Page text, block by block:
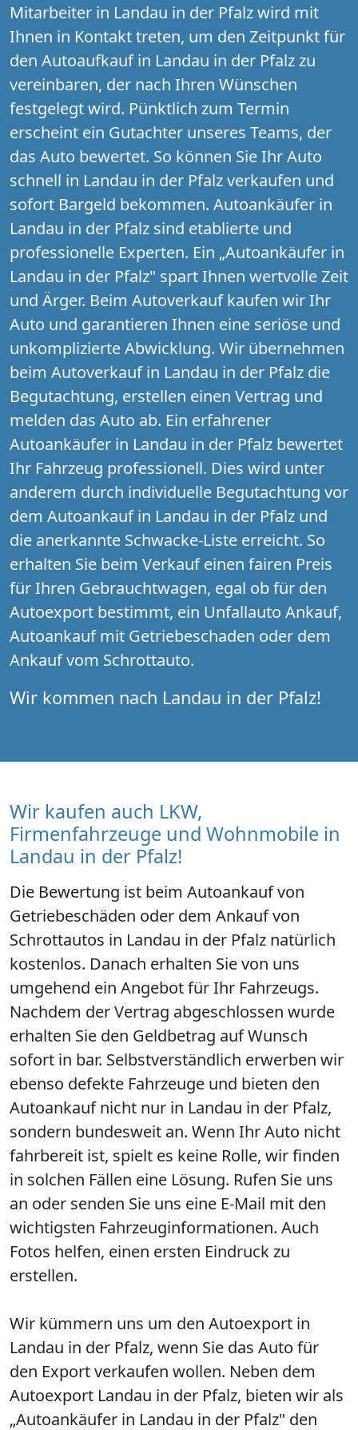
Mitarbeiter in Landau in der Pfalz wird mit
Ihnen in Kontakt treten, um den Zeitpunkt für
den Autoaufkauf in Landau in der Pfalz zu
vereinbaren, der nach Ihren Wünschen
festgelegt wird. Pünktlich zum Termin
erscheint ein Gutachter unseres Teams, der
das Auto bewertet. So können Sie Ihr Auto
schnell in Landau in der Pfalz verkaufen und
sofort Bargeld bekommen. Autoankäufer in
Landau in der Pfalz sind etablierte und
professionelle Experten. Ein „Autoankäufer in
Landau in der Pfalz" spart Ihnen wertvolle Zeit
und Ärger. Beim Autoverkauf kaufen wir Ihr
Auto und garantieren Ihnen eine seriöse und
unkomplizierte Abwicklung. Wir übernehmen
beim Autoverkauf in Landau in der Pfalz die
Begutachtung, erstellen einen Vertrag und
melden das Auto ab. Ein erfahrener
Autoankäufer in Landau in der Pfalz bewertet
Ihr Fahrzeug professionell. Dies wird unter
anderem durch individuelle Begutachtung vor
dem Autoankauf in Landau in der Pfalz und
die anerkannte Schwacke-Liste erreicht. So
erhalten Sie beim Verkauf einen fairen Preis
für Ihren Gebrauchtwagen, egal ob für den
Autoexport bestimmt, ein Unfallauto Ankauf,
Autoankauf mit Getriebeschaden oder dem
Ankauf vom Schrottauto.
Wir kommen nach Landau in der Pfalz!
Wir kaufen auch LKW,
Firmenfahrzeuge und Wohnmobile in
Landau in der Pfalz!
Die Bewertung ist beim Autoankauf von
Getriebeschäden oder dem Ankauf von
Schrottautos in Landau in der Pfalz natürlich
kostenlos. Danach erhalten Sie von uns
umgehend ein Angebot für Ihr Fahrzeugs.
Nachdem der Vertrag abgeschlossen wurde
erhalten Sie den Geldbetrag auf Wunsch
sofort in bar. Selbstverständlich erwerben wir
ebenso defekte Fahrzeuge und bieten den
Autoankauf nicht nur in Landau in der Pfalz,
sondern bundesweit an. Wenn Ihr Auto nicht
fahrbereit ist, spielt es keine Rolle, wir finden
in solchen Fällen eine Lösung. Rufen Sie uns
an oder senden Sie uns eine E-Mail mit den
wichtigsten Fahrzeuginformationen. Auch
Fotos helfen, einen ersten Eindruck zu
erstellen.
Wir kümmern uns um den Autoexport in
Landau in der Pfalz, wenn Sie das Auto für
den Export verkaufen wollen. Neben dem
Autoexport Landau in der Pfalz, bieten wir als
„Autoankäufer in Landau in der Pfalz" den